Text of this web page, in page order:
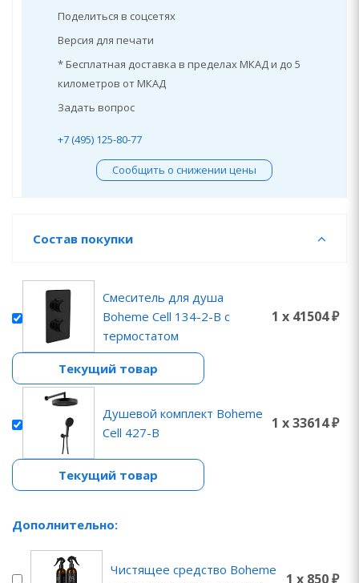
Поделиться в соцсетях
Версия для печати
* Бесплатная доставка в пределах МКАД и до 5
километров от МКАД
Задать вопрос
+7 (495) 125-80-77
Сообщить о снижении цены
Состав покупки
Смеситель для душа
Boheme Cell 134-2-B с
термостатом
1 x 41504 ₽
Текущий товар
Душевой комплект Boheme
Cell 427-B
1 x 33614 ₽
Текущий товар
Дополнительно:
Чистящее средство Boheme
1 x 850 ₽